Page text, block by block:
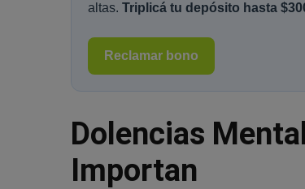
altas. Triplicá tu depósito hasta
Reclamar bono
Dolencias
Importan